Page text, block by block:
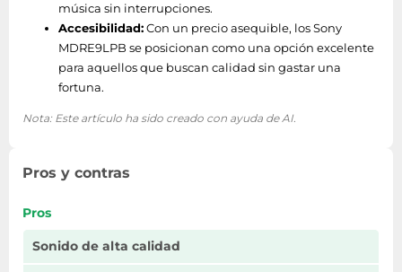
música sin interrupciones.
Accesibilidad:Con un precio asequible, los Sony
MDRE9LPB se posicionan como una opción excelente
para aquellos que buscan calidad sin gastar una
fortuna.
Nota: Este artículo ha sido creado con ayuda de AI.
Pros y contras
Pros
Sonido de alta calidad